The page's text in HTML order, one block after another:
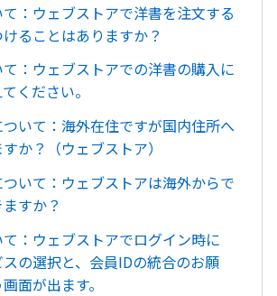
：ウェブストアで洋書を注文する
ることはありますか？
：ウェブストアでの洋書の購入に
ください。
いて：海外在住ですが国内住所へ
か？（ウェブストア）
いて：ウェブストアは海外からで
すか？
：ウェブストアでログイン時に
スの選択と、会員IDの統合のお願
面が出ます。